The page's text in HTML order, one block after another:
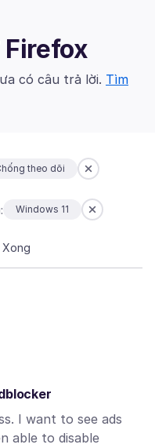
có câu trả lời. Tìm
theo dõi
Windows 11
Xong
I want to see ads
able to disable